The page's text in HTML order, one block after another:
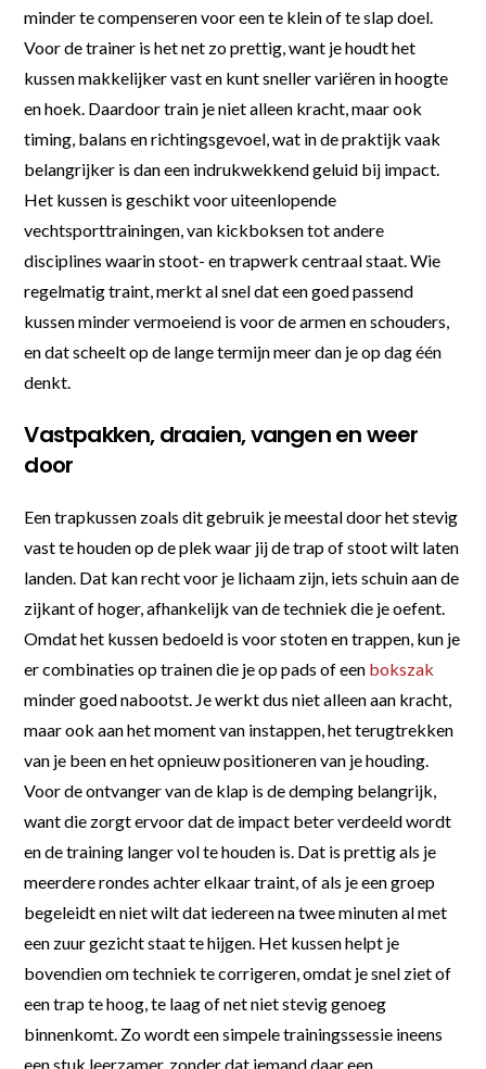
minder te compenseren voor een te klein of te slap doel.
Voor de trainer is het net zo prettig, want je houdt het
kussen makkelijker vast en kunt sneller variëren in hoogte
en hoek. Daardoor train je niet alleen kracht, maar ook
timing, balans en richtingsgevoel, wat in de praktijk vaak
belangrijker is dan een indrukwekkend geluid bij impact.
Het kussen is geschikt voor uiteenlopende
vechtsporttrainingen, van kickboksen tot andere
disciplines waarin stoot- en trapwerk centraal staat. Wie
regelmatig traint, merkt al snel dat een goed passend
kussen minder vermoeiend is voor de armen en schouders,
en dat scheelt op de lange termijn meer dan je op dag één
denkt.
Vastpakken, draaien, vangen en weer
door
Een trapkussen zoals dit gebruik je meestal door het stevig
vast te houden op de plek waar jij de trap of stoot wilt laten
landen. Dat kan recht voor je lichaam zijn, iets schuin aan de
zijkant of hoger, afhankelijk van de techniek die je oefent.
Omdat het kussen bedoeld is voor stoten en trappen, kun je
er combinaties op trainen die je op pads of een bokszak
minder goed nabootst. Je werkt dus niet alleen aan kracht,
maar ook aan het moment van instappen, het terugtrekken
van je been en het opnieuw positioneren van je houding.
Voor de ontvanger van de klap is de demping belangrijk,
want die zorgt ervoor dat de impact beter verdeeld wordt
en de training langer vol te houden is. Dat is prettig als je
meerdere rondes achter elkaar traint, of als je een groep
begeleidt en niet wilt dat iedereen na twee minuten al met
een zuur gezicht staat te hijgen. Het kussen helpt je
bovendien om techniek te corrigeren, omdat je snel ziet of
een trap te hoog, te laag of net niet stevig genoeg
binnenkomt. Zo wordt een simpele trainingssessie ineens
een stuk leerzamer, zonder dat iemand daar een